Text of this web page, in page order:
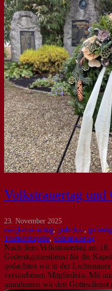
Volkstrauertag und
23. November 2025
ewigkeitssonntag, gedenken,
Trachtenkapelle, volkstrauertag
Nach dem Volkstrauertag am
Gedenkgottesdienst für die
gedachten wir in der
verstorbenen Mitgliedern. Mit
umrahmten wir den Gottesdienst